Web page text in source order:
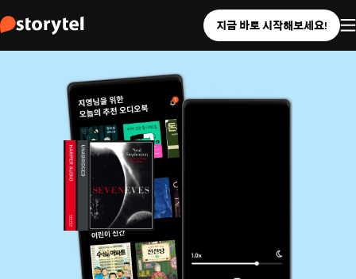
지금 바로 시작해보세요!